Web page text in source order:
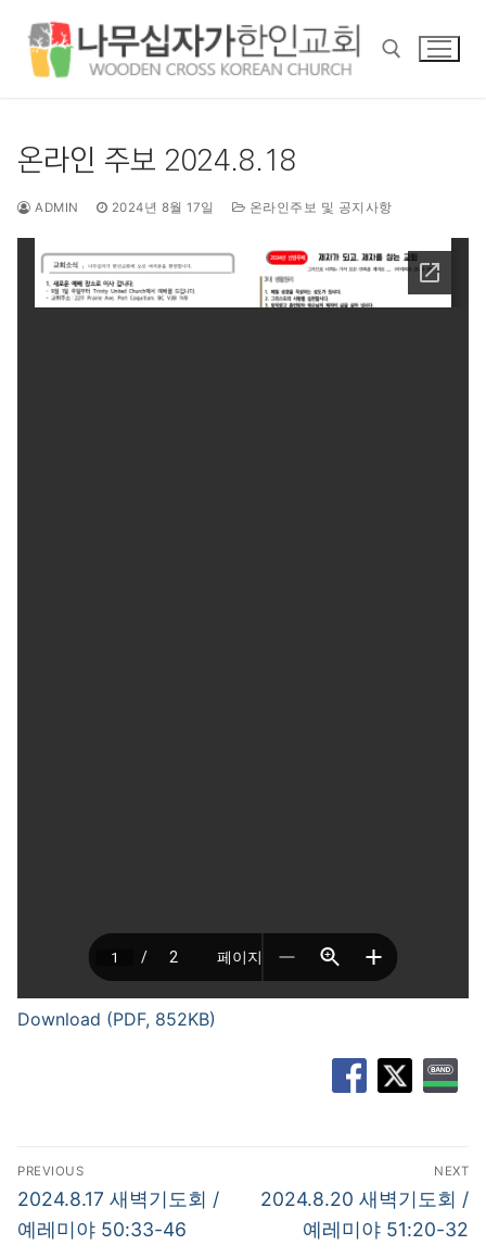
온라인 주보 2024.8.18
ADMIN 2024년 8월 17일 온라인주보 및 공지사항
Download (PDF, 852KB)
글
탐
색
PREVIOUS
Previous
post:
2024.8.17 새벽기도회 /
예레미야 50:33-46
NEXT
Next
2024.8.20 새벽기도회 /
예레미야 51:20-32